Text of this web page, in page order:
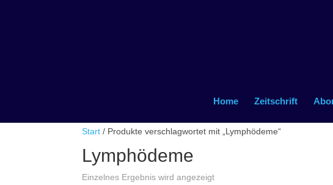
Home Zeitschrift
Start / Produkte verschlagwortet mit „Lymphödeme“
Lymphödeme
Einzelnes Ergebnis wird angezeigt